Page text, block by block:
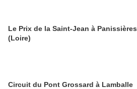
Le Prix de la Saint-Jean à Panissières
(Loire)
Circuit du Pont Grossard à Lamballe